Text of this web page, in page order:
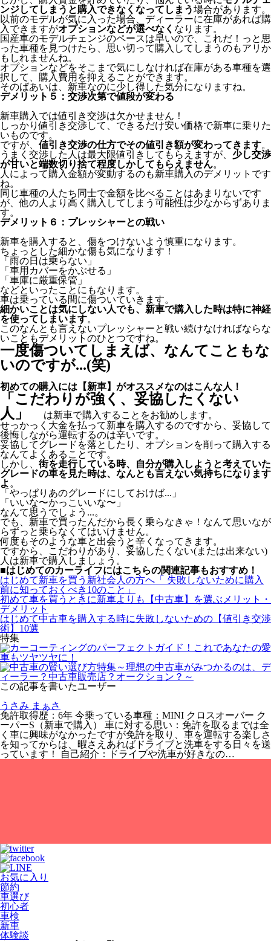
ンジしてしまうと購入できなくなってしまう場合があります。
以前のモデルが気に入った場合、ディーラーに在庫があれば購
入できますがオプションなどが選べなく なります。
国産車のモデルチェンジのペースは早いので、これだ！っと思
った車種を見つけたら、思い切って購入してしまうのもアリか
もしれませんね。
オプションなどをそこまで気にしなければ在庫がある車種を選
択して、購入費用を抑えることができます。
そのばあいは、新車なのに少し得した気分になりますね。
デメリット５：交渉次第で値段が変わる
新車購入では値引き交渉は欠かせません！
しっかり値引き交渉して、できるだけ安い価格で新車に乗りた
いものです。
ですが、 値引き交渉の仕方でその値引き額が変わってきます。
うまく交渉した人は最大限値引きしてもらえますが、 少し交渉
が甘いと端数切り捨て程度しかしてもらえません。
人によって購入金額が変動するのも新車購入のデメリットです
ね。
同じ車種の人たち同士で金額を比べることはあまりないです
が、他の人より高く購入してしまう可能性は少なからずありま
す。
デメリット６：プレッシャーとの戦い
新車を購入すると、傷をつけないよう慎重になります。
ちょっとした細かな傷も気になります！
「雨の日は乗らない」
「車用カバーをかぶせる」
「車庫に厳重保管」
などといったことにもなります。
車は乗っている間に傷ついていきます。
細かいことは気にしない人でも、新車で購入した時は特に神経
を使ってしまいます。
このなんとも言えないプレッシャーと戦い続けなければならな
いこともデメリットのひとつですね。
一度傷ついてしまえば、なんてこともな
いのですが...(笑)
初めての購入には【新車】がオススメなのはこんな人！
「こだわりが強く、妥協したくない
人」
は新車で購入することをお勧めします。
せっかっく大金を払って新車を購入するのですから、妥協して
後悔しながら運転するのは辛いです。
妥協してグレードを落としたり、オプションを削って購入する
なんてよくあることです。
しかし、 街を走行している時、自分が購入しようと考えていた
グレードの車を見た時は、なんとも言えない気持ちになります
よ 。
「やっぱりあのグレードにしておけば...」
「いいな〜かっこいいな〜」
なんて思うでしょう...。
でも、新車で買ったんだから長く乗らなきゃ！なんて思いなが
らずっと乗らなくてはいけません。
何度もそのような車と出会うと辛くなってきます。
ですから、こだわりがあり、妥協したくない(または出来ない)
人は新車で購入しましょう。
■はじめてのカーライフにはこちらの関連記事もおすすめ！
はじめて新車を買う新社会人の方へ「 失敗しないために購入
前に知っておくべき10のこと」
初めて車を買うときに新車よりも【中古車】を選ぶメリット・
デメリット
はじめて中古車を購入する時に失敗しないための【値引き交渉
術】10選
特集
この記事を書いたユーザー
うさみ まぁさ
免許取得歴：6年 今乗っている車種：MINI クロスオーバー ク
ーパーS（新車で購入） 車に対する思い：免許を取るまでは全
く車に興味がなかったですが免許を取り、車を運転する楽しさ
を知ってからは、暇さえあればドライブと洗車をする日々を送
っています！ 自己紹介：ドライブや洗車が好きなの…
お気に入り
節約
車選び
初心者
車検
新車
体験談